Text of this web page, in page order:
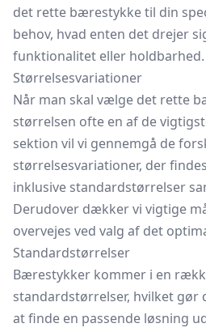
det rette bærestykke til din
behov, hvad enten det drejer
funktionalitet eller holdbarhed.
Størrelsesvariationer
Når man skal vælge det rette
størrelsen ofte en af de
sektion vil vi gennemgå de
størrelsesvariationer, der
inklusive standardstørrelser
Derudover dækker vi vigtige
overvejes ved valg af det
Standardstørrelser
Bærestykker kommer i en
standardstørrelser, hvilket gør
at finde en passende løsning